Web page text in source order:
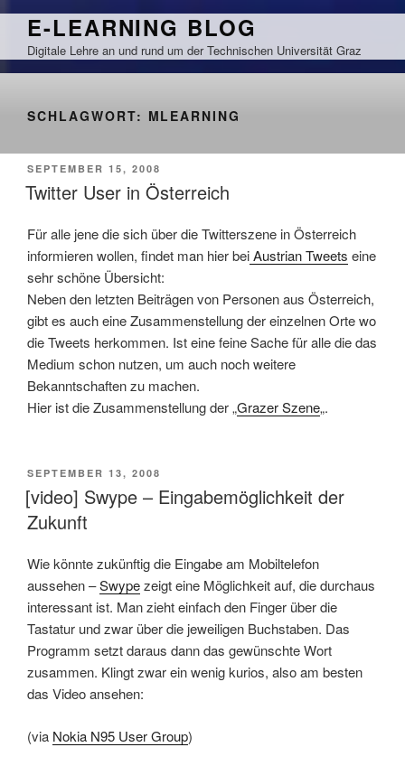
Zum
springen
E-LEARNING BLOG
Digitale Lehre an und rund um der Technischen Universität Graz
SCHLAGWORT: MLEARNING
VERÖFFENTLICHT
AM
SEPTEMBER 15, 2008
Twitter User in Österreich
Für alle jene die sich über die Twitterszene in Österreich
informieren wollen, findet man hier beiAustrian Tweets eine
sehr schöne Übersicht:
Neben den letzten Beiträgen von Personen aus Österreich,
gibt es auch eine Zusammenstellung der einzelnen Orte wo
die Tweets herkommen. Ist eine feine Sache für alle die das
Medium schon nutzen, um auch noch weitere
Bekanntschaften zu machen.
Hier ist die Zusammenstellung der „Grazer Szene„.
VERÖFFENTLICHT
AM
SEPTEMBER 13, 2008
[video] Swype – Eingabemöglichkeit der
Zukunft
Wie könnte zukünftig die Eingabe am Mobiltelefon
aussehen –Swypezeigt eine Möglichkeit auf, die durchaus
interessant ist. Man zieht einfach den Finger über die
Tastatur und zwar über die jeweiligen Buchstaben. Das
Programm setzt daraus dann das gewünschte Wort
zusammen. Klingt zwar ein wenig kurios, also am besten
das Video ansehen:
(via Nokia N95 User Group)